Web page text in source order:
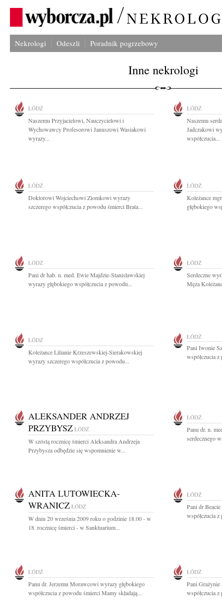
Nekrologi Odeszli Poradnik pogrzebowy
Inne nekrologi
ŁÓDŹ
Naszemu Przyjacielowi, Nauczycielowi i
Wychowawcy Profesorowi Januszowi Wasiakowi
wyrazy...
ŁÓDŹ
Naszemu
Jadczakowi
współczucia...
ŁÓDŹ
Doktorowi Wojciechowi Ziomkowi wyrazy
szczerego współczucia z powodu śmierci Brata...
ŁÓDŹ
Koleżance
głębokiego
ŁÓDŹ
Pani dr hab. n. med. Ewie Majdzie-Stanisławskiej
wyrazy głębokiego współczucia z powodu...
ŁÓDŹ
Serdeczne
Męża
ŁÓDŹ
Koleżance Lilianie Krzeszewskiej-Sierakowskiej
wyrazy szczerego współczucia z powodu...
ŁÓDŹ
Pani Iwonie
współczucia
ALEKSANDER ANDRZEJ
PRZYBYSZ ŁÓDŹ
W szóstą rocznicę śmierci Aleksandra Andrzeja
Przybysza odbędzie się wspomnienie w...
ŁÓDŹ
Panu dr. n.
serdecznego
ANITA LUTOWIECKA-
WRANICZ ŁÓDŹ
W dniu 20 września 2009 roku o godzinie 18.00 - w
18. rocznicę śmierci - w Sanktuarium...
ŁÓDŹ
Pani dr
współczucia
ŁÓDŹ
Panu dr. Jerzemu Morawcowi wyrazy głębokiego
współczucia z powodu śmierci Mamy składają...
ŁÓDŹ
Pani Grażynie
współczucia